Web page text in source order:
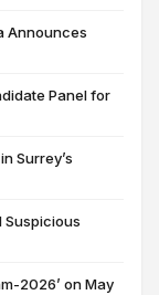
Announces
Panel for
Surrey’s
Suspicious
2026’ on May